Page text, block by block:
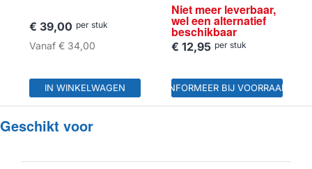
€ 39,00 per stuk
Vanaf € 34,00
IN WINKELWAGEN
Niet meer leverbaar,
wel een alternatief
beschikbaar
€ 12,95 per stuk
INFORMEER BIJ VOORRAAD
Geschikt voor